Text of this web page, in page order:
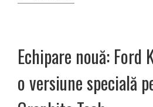
Echipare nouă: Ford
o versiune specială